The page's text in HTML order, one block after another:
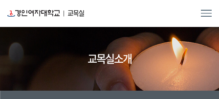
교목실소개